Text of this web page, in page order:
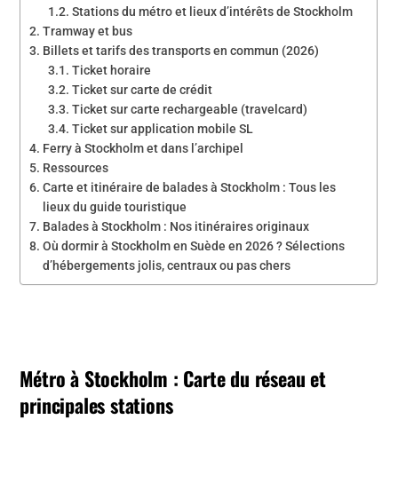
Stations du métro et lieux d’intérêts de Stockholm
Tramway et bus
Billets et tarifs des transports en commun (2026)
Ticket horaire
Ticket sur carte de crédit
Ticket sur carte rechargeable (travelcard)
Ticket sur application mobile SL
Ferry à Stockholm et dans l’archipel
Ressources
Carte et itinéraire de balades à Stockholm : Tous les
lieux du guide touristique
Balades à Stockholm : Nos itinéraires originaux
Où dormir à Stockholm en Suède en 2026 ? Sélections
d’hébergements jolis, centraux ou pas chers
Métro à Stockholm : Carte du réseau et
principales stations